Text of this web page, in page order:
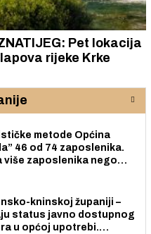
Pet lokacija
rijeke Krke
metode Općina
46 od 74 zaposlenika.
više zaposlenika nego
kninskoj županiji –
status javno dostupnog
u općoj upotrebi.